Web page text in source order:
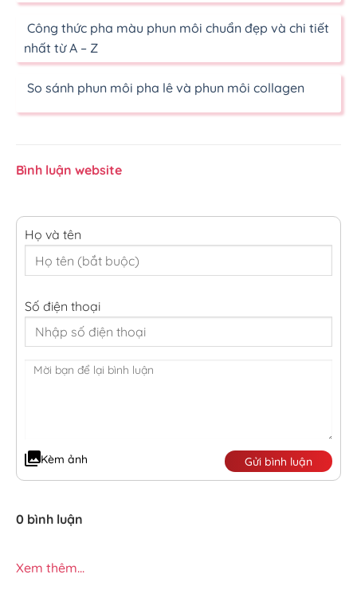
Công thức pha màu phun môi chuẩn đẹp và chi tiết
nhất từ A – Z
So sánh phun môi pha lê và phun môi collagen
Bình luận website
Họ và tên
Số điện thoại
Kèm ảnh Gửi bình luận
0 bình luận
Xem thêm...